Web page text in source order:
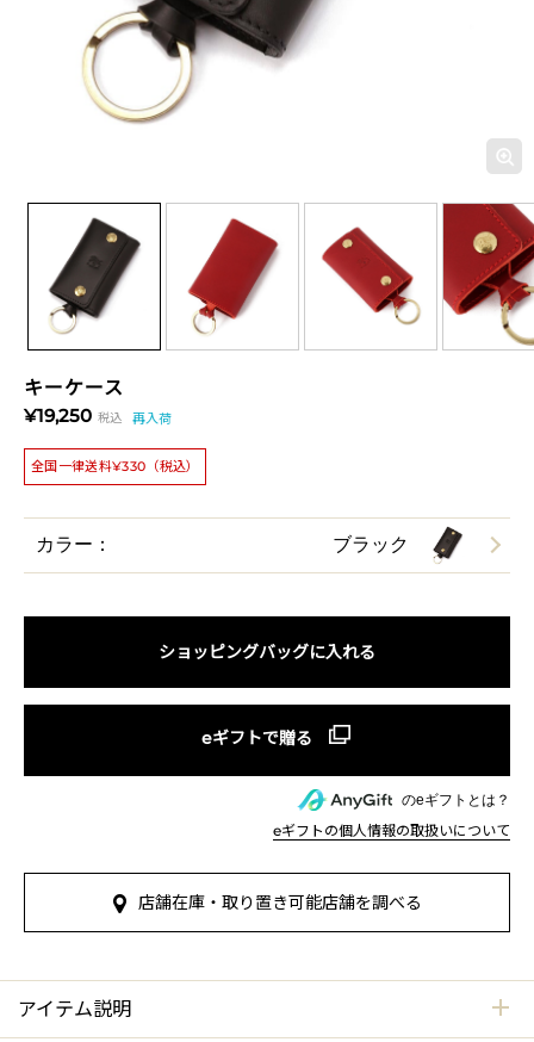
キーケース
¥19,250 税込 再入荷
全国一律送料¥330（税込）
カラー： ブラック
ショッピングバッグに入れる
のeギフトとは？
eギフトの個人情報の取扱いについて
店舗在庫・取り置き可能店舗を調べる
アイテム説明